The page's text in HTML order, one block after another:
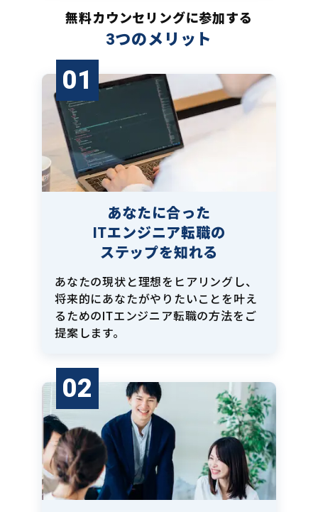
無料カウンセリングに参加する
3つのメリット
01
あなたに合った
ITエンジニア転職の
ステップを知れる
あなたの現状と理想をヒアリングし、
将来的にあなたがやりたいことを叶え
るためのITエンジニア転職の方法をご
提案します。
02